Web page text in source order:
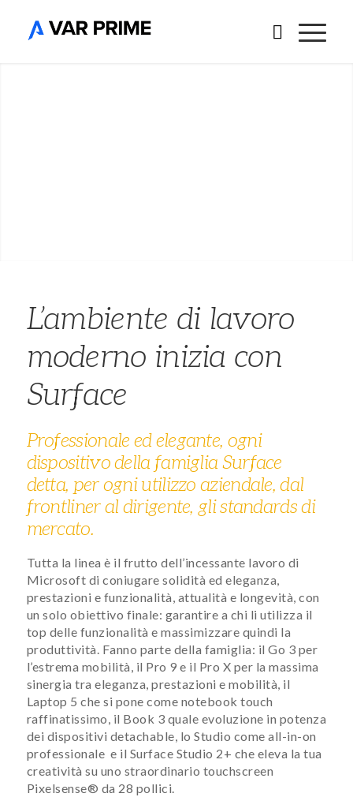
L’ambiente di lavoro
moderno inizia con
Surface
Professionale ed elegante, ogni
dispositivo della famiglia Surface
detta, per ogni utilizzo aziendale, dal
frontliner al dirigente, gli standards di
mercato.
Tutta la linea è il frutto dell’incessante lavoro di
Microsoft di coniugare solidità ed eleganza,
prestazioni e funzionalità, attualità e longevità, con
un solo obiettivo finale: garantire a chi li utilizza il
top delle funzionalità e massimizzare quindi la
produttività. Fanno parte della famiglia: il Go 3 per
l’estrema mobilità, il Pro 9 e il Pro X per la massima
sinergia tra eleganza, prestazioni e mobilità, il
Laptop 5 che si pone come notebook touch
raffinatissimo, il Book 3 quale evoluzione in potenza
dei dispositivi detachable, lo Studio come all-in-on
professionale e il Surface Studio 2+ che eleva la tua
creatività su uno straordinario touchscreen
Pixelsense® da 28 pollici.